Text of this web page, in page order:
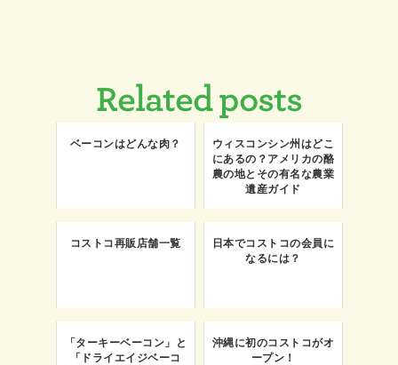
Related posts
ベーコンはどんな肉？
ウィスコンシン州はどこ
にあるの？アメリカの酪
農の地とその有名な農業
遺産ガイド
コストコ再販店舗一覧
日本でコストコの会員に
なるには？
「ターキーベーコン」と
「ドライエイジベーコ
沖縄に初のコストコがオ
ープン！